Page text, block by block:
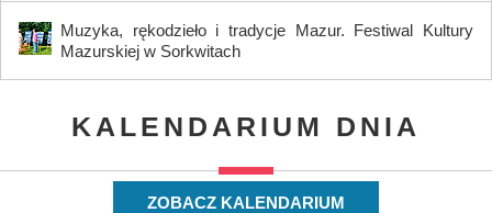
Muzyka, rękodzieło i tradycje Mazur. Festiwal Kultury
Mazurskiej w Sorkwitach
KALENDARIUM DNIA
ZOBACZ KALENDARIUM